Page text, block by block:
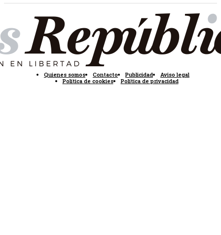
Quienes somos Contacto Publicidad
Aviso legal
Política de cookies
Política de privacidad